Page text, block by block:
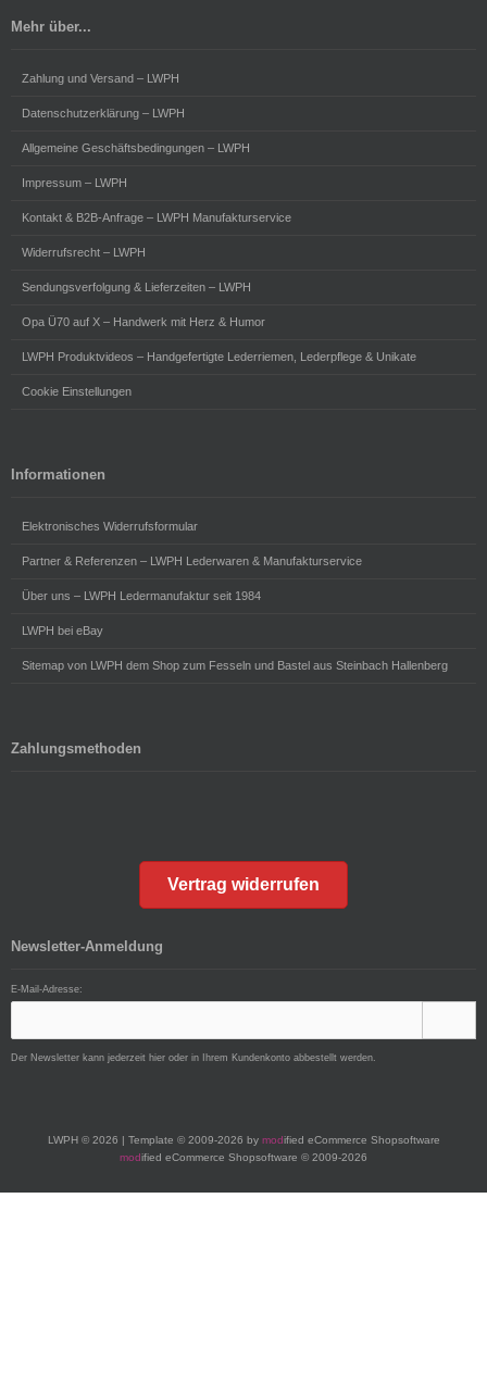
Mehr über...
Zahlung und Versand – LWPH
Datenschutzerklärung – LWPH
Allgemeine Geschäftsbedingungen – LWPH
Impressum – LWPH
Kontakt & B2B-Anfrage – LWPH Manufakturservice
Widerrufsrecht – LWPH
Sendungsverfolgung & Lieferzeiten – LWPH
Opa Ü70 auf X – Handwerk mit Herz & Humor
LWPH Produktvideos – Handgefertigte Lederriemen, Lederpflege & Unikate
Cookie Einstellungen
Informationen
Elektronisches Widerrufsformular
Partner & Referenzen – LWPH Lederwaren & Manufakturservice
Über uns – LWPH Ledermanufaktur seit 1984
LWPH bei eBay
Sitemap von LWPH dem Shop zum Fesseln und Bastel aus Steinbach Hallenberg
Zahlungsmethoden
Vertrag widerrufen
Newsletter-Anmeldung
E-Mail-Adresse:
Der Newsletter kann jederzeit hier oder in Ihrem Kundenkonto abbestellt werden.
LWPH © 2026 | Template © 2009-2026 by modified eCommerce Shopsoftware
modified eCommerce Shopsoftware © 2009-2026